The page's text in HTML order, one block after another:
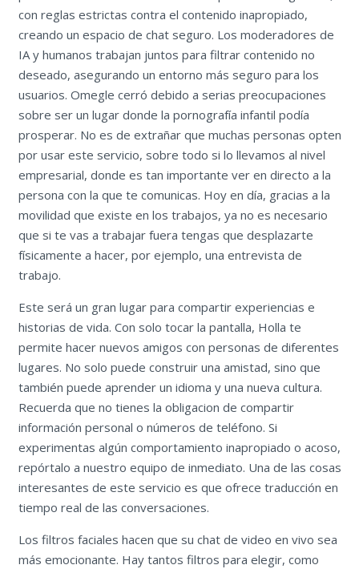
con reglas estrictas contra el contenido inapropiado,
creando un espacio de chat seguro. Los moderadores de
IA y humanos trabajan juntos para filtrar contenido no
deseado, asegurando un entorno más seguro para los
usuarios. Omegle cerró debido a serias preocupaciones
sobre ser un lugar donde la pornografía infantil podía
prosperar. No es de extrañar que muchas personas opten
por usar este servicio, sobre todo si lo llevamos al nivel
empresarial, donde es tan importante ver en directo a la
persona con la que te comunicas. Hoy en día, gracias a la
movilidad que existe en los trabajos, ya no es necesario
que si te vas a trabajar fuera tengas que desplazarte
físicamente a hacer, por ejemplo, una entrevista de
trabajo.
Este será un gran lugar para compartir experiencias e
historias de vida. Con solo tocar la pantalla, Holla te
permite hacer nuevos amigos con personas de diferentes
lugares. No solo puede construir una amistad, sino que
también puede aprender un idioma y una nueva cultura.
Recuerda que no tienes la obligacion de compartir
información personal o números de teléfono. Si
experimentas algún comportamiento inapropiado o acoso,
repórtalo a nuestro equipo de inmediato. Una de las cosas
interesantes de este servicio es que ofrece traducción en
tiempo real de las conversaciones.
Los filtros faciales hacen que su chat de video en vivo sea
más emocionante. Hay tantos filtros para elegir, como